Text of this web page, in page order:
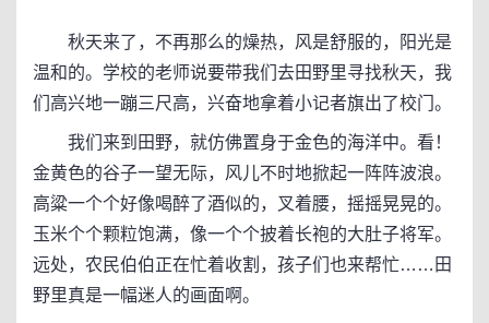
秋天来了，不再那么的燥热，风是舒服的，阳光是
温和的。学校的老师说要带我们去田野里寻找秋天，我
们高兴地一蹦三尺高，兴奋地拿着小记者旗出了校门。
我们来到田野，就仿佛置身于金色的海洋中。看！
金黄色的谷子一望无际，风儿不时地掀起一阵阵波浪。
高粱一个个好像喝醉了酒似的，叉着腰，摇摇晃晃的。
玉米个个颗粒饱满，像一个个披着长袍的大肚子将军。
远处，农民伯伯正在忙着收割，孩子们也来帮忙……田
野里真是一幅迷人的画面啊。